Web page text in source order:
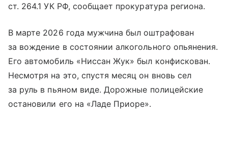
ст. 264.1 УК РФ, сообщает прокуратура региона.
В марте 2026 года мужчина был оштрафован
за вождение в состоянии алкогольного опьянения.
Его автомобиль «Ниссан Жук» был конфискован.
Несмотря на это, спустя месяц он вновь сел
за руль в пьяном виде. Дорожные полицейские
остановили его на «Ладе Приоре».